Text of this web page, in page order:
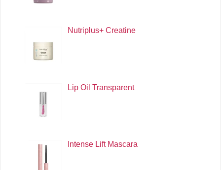
Nutriplus+ Creatine
Lip Oil Transparent
Intense Lift Mascara